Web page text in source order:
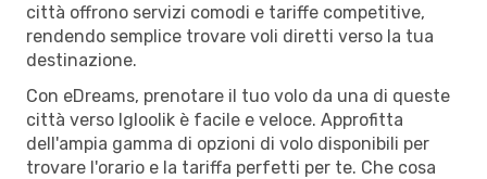
città offrono servizi comodi e tariffe competitive,
rendendo semplice trovare voli diretti verso la tua
destinazione.
Con eDreams, prenotare il tuo volo da una di queste
città verso Igloolik è facile e veloce. Approfitta
dell'ampia gamma di opzioni di volo disponibili per
trovare l'orario e la tariffa perfetti per te. Che cosa